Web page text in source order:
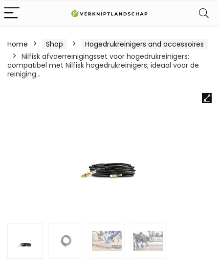
Home Shop
Hogedrukreinigers and accessoires
Nilfisk afvoerreinigingsset voor hogedrukreinigers;
compatibel met Nilfisk hogedrukreinigers; ideaal voor de
reiniging…